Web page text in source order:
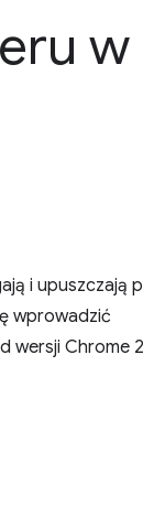
w
i upuszczają
wprowadzić
wersji Chrome